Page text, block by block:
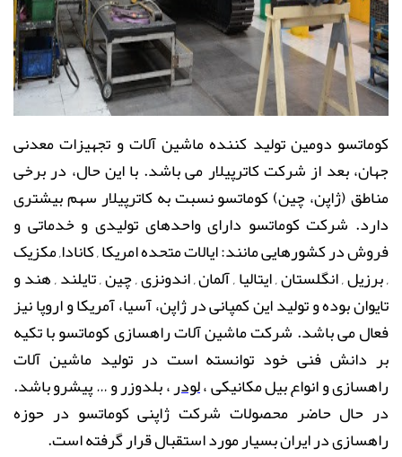
کوماتسو دومین تولید کننده ماشین آلات و تجهیزات معدنی
جهان، بعد از شرکت کاترپیلار می باشد. با این حال، در برخی
مناطق (ژاپن، چین) کوماتسو نسبت به کاترپیلار سهم بیشتری
دارد. شرکت کوماتسو دارای واحدهای تولیدی و خدماتی و
فروش در کشورهایی مانند: ایالات متحده امریکا , کانادا, مکزیک
, برزیل , انگلستان , ایتالیا , آلمان , اندونزی , چین , تایلند , هند و
تایوان بوده و تولید این کمپانی در ژاپن، آسیا، آمریکا و اروپا نیز
فعال می باشد. شرکت ماشین آلات راهسازی کوماتسو با تکیه
بر دانش فنی خود توانسته است در تولید ماشین آلات
راهسازی و انواع بیل مکانیکی ،لودر، بلدوزر و … پیشرو باشد.
در حال حاضر محصولات شرکت ژاپنی کوماتسو در حوزه
راهسازی در ایران بسیار مورد استقبال قرار گرفته است.